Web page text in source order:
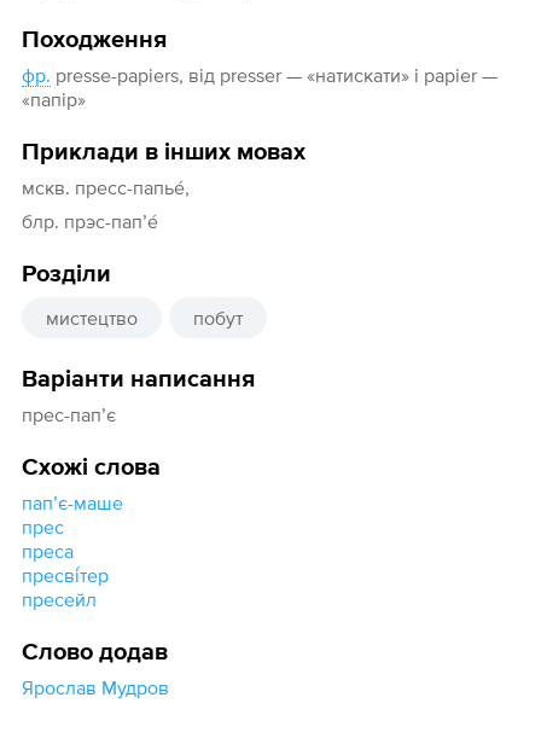
Походження
фр. presse-papiers, від presser — «натискати» і papier —
«папір»
Приклади в інших мовах
мскв. пресс-папье́,
блр. прэс-пап’е́
Розділи
мистецтво побут
Варіанти написання
прес-папʼє
Схожі слова
папʼє-маше
прес
преса
пресві́тер
пресейл
Слово додав
Ярослав Мудров